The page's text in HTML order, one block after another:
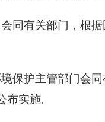
同有关部门，根
保护主管部门会
实施。